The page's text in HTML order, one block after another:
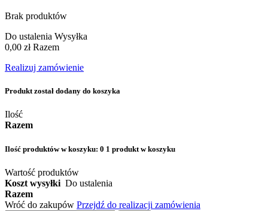
Brak produktów
Do ustalenia Wysyłka
0,00 zł Razem
Realizuj zamówienie
Produkt został dodany do koszyka
Ilość
Razem
Ilość produktów w koszyku: 0 1 produkt w koszyku
Wartość produktów
Koszt wysyłki Do ustalenia
Razem
Wróć do zakupów Przejdź do realizacji zamówienia